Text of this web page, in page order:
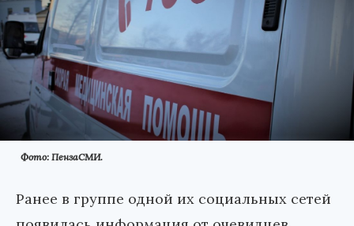
Фото: ПензаСМИ.
Ранее в группе одной их социальных сетей